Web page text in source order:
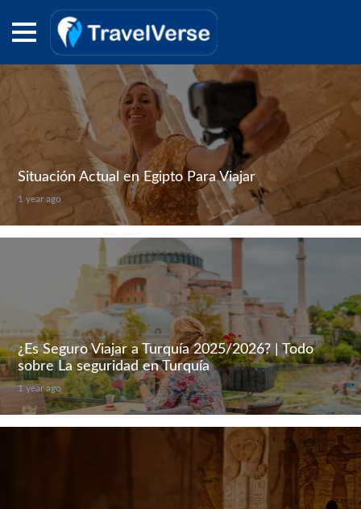
Situación Actual en Egipto Para Viajar
1 year ago
¿Es Seguro Viajar a Turquía 2025/2026? | Todo
sobre La seguridad en Turquía
1 year ago